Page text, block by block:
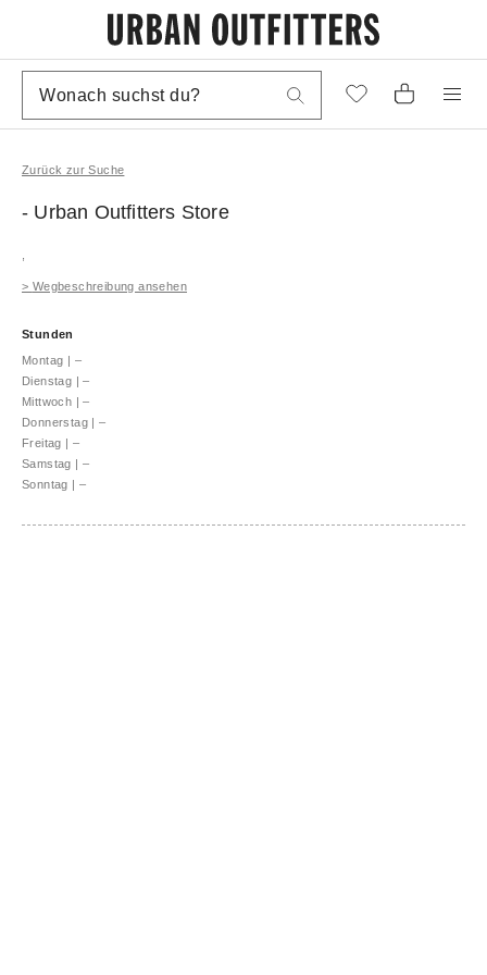
Zurück zur Suche
- Urban Outfitters Store
> Wegbeschreibung ansehen
Stunden
Montag | –
Dienstag | –
Mittwoch | –
Donnerstag | –
Freitag | –
Samstag | –
Sonntag | –